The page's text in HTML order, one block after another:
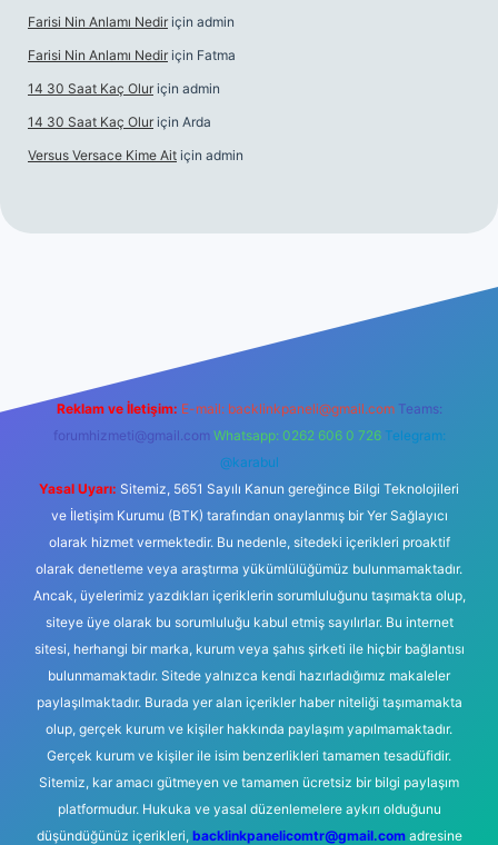
Farisi Nin Anlamı Nedir için admin
Farisi Nin Anlamı Nedir için Fatma
14 30 Saat Kaç Olur için admin
14 30 Saat Kaç Olur için Arda
Versus Versace Kime Ait için admin
Reklam ve İletişim: E-mail: backlinkpaneli@gmail.com Teams:
forumhizmeti@gmail.com Whatsapp: 0262 606 0 726 Telegram:
@karabul
Yasal Uyarı: Sitemiz, 5651 Sayılı Kanun gereğince Bilgi Teknolojileri
ve İletişim Kurumu (BTK) tarafından onaylanmış bir Yer Sağlayıcı
olarak hizmet vermektedir. Bu nedenle, sitedeki içerikleri proaktif
olarak denetleme veya araştırma yükümlülüğümüz bulunmamaktadır.
Ancak, üyelerimiz yazdıkları içeriklerin sorumluluğunu taşımakta olup,
siteye üye olarak bu sorumluluğu kabul etmiş sayılırlar. Bu internet
sitesi, herhangi bir marka, kurum veya şahıs şirketi ile hiçbir bağlantısı
bulunmamaktadır. Sitede yalnızca kendi hazırladığımız makaleler
paylaşılmaktadır. Burada yer alan içerikler haber niteliği taşımamakta
olup, gerçek kurum ve kişiler hakkında paylaşım yapılmamaktadır.
Gerçek kurum ve kişiler ile isim benzerlikleri tamamen tesadüfidir.
Sitemiz, kar amacı gütmeyen ve tamamen ücretsiz bir bilgi paylaşım
platformudur. Hukuka ve yasal düzenlemelere aykırı olduğunu
düşündüğünüz içerikleri, backlinkpanelicomtr@gmail.comadresine